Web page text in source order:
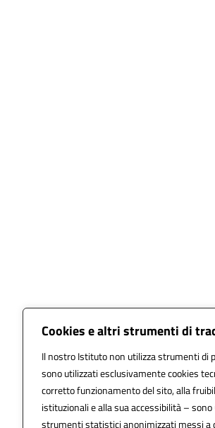
Cookies e altri strumenti di
Il nostro Istituto non utilizza strumenti di
sono utilizzati esclusivamente cookies
corretto funzionamento del sito, alla
istituzionali e alla sua accessibilità –
strumenti statistici anonimizzati messi a